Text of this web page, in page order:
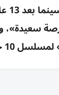
10 حلقات.